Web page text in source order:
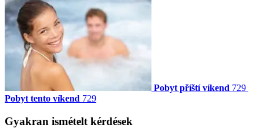
Pobyt příští víkend 729
Pobyt tento víkend 729
Gyakran ismételt kérdések